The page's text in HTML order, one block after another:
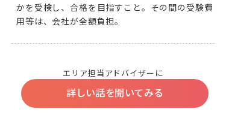
かを受検し、合格を目指すこと。その間の受験費
用等は、会社が全額負担。
エリア担当アドバイザーに
詳しい話を聞いてみる